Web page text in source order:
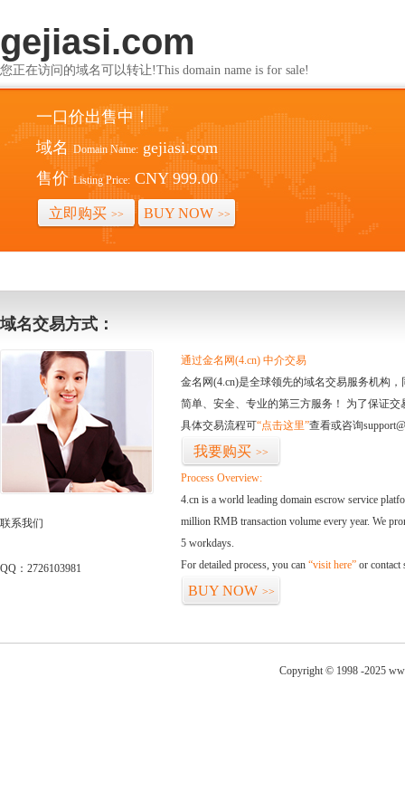
gejiasi.com
您正在访问的域名可以转让!This domain name is for sale!
一口价出售中！
域名 Domain Name: gejiasi.com
售价 Listing Price: CNY 999.00
立即购买 >> BUY NOW >>
域名交易方式：
联系我们
QQ：2726103981
通过金名网(4.cn) 中介交易
金名网(4.cn)是全球领先的域名交易服务机构
简单、安全、专业的第三方服务！ 为了保证
具体交易流程可“点击这里”查看或咨询
我要购买 >>
Process Overview:
4.cn is a world leading domain escrow service
million RMB transaction volume every year. We
5 workdays.
For detailed process, you can “visit here” or contact
BUY NOW >>
Copyright © 1998 -2025